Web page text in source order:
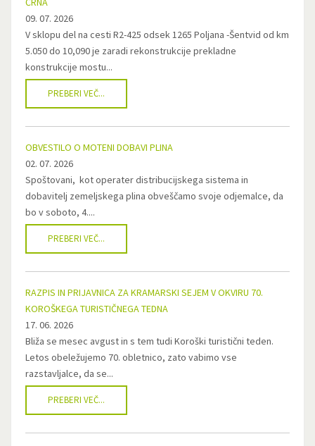
09. 07. 2026
V sklopu del na cesti R2-425 odsek 1265 Poljana -Šentvid od km
5.050 do 10,090 je zaradi rekonstrukcije prekladne
konstrukcije mostu...
PREBERI VEČ...
OBVESTILO O MOTENI DOBAVI PLINA
02. 07. 2026
Spoštovani, kot operater distribucijskega sistema in
dobavitelj zemeljskega plina obveščamo svoje odjemalce, da
bo v soboto, 4....
PREBERI VEČ...
RAZPIS IN PRIJAVNICA ZA KRAMARSKI SEJEM V OKVIRU 70.
KOROŠKEGA TURISTIČNEGA TEDNA
17. 06. 2026
Bliža se mesec avgust in s tem tudi Koroški turistični teden.
Letos obeležujemo 70. obletnico, zato vabimo vse
razstavljalce, da se...
PREBERI VEČ...